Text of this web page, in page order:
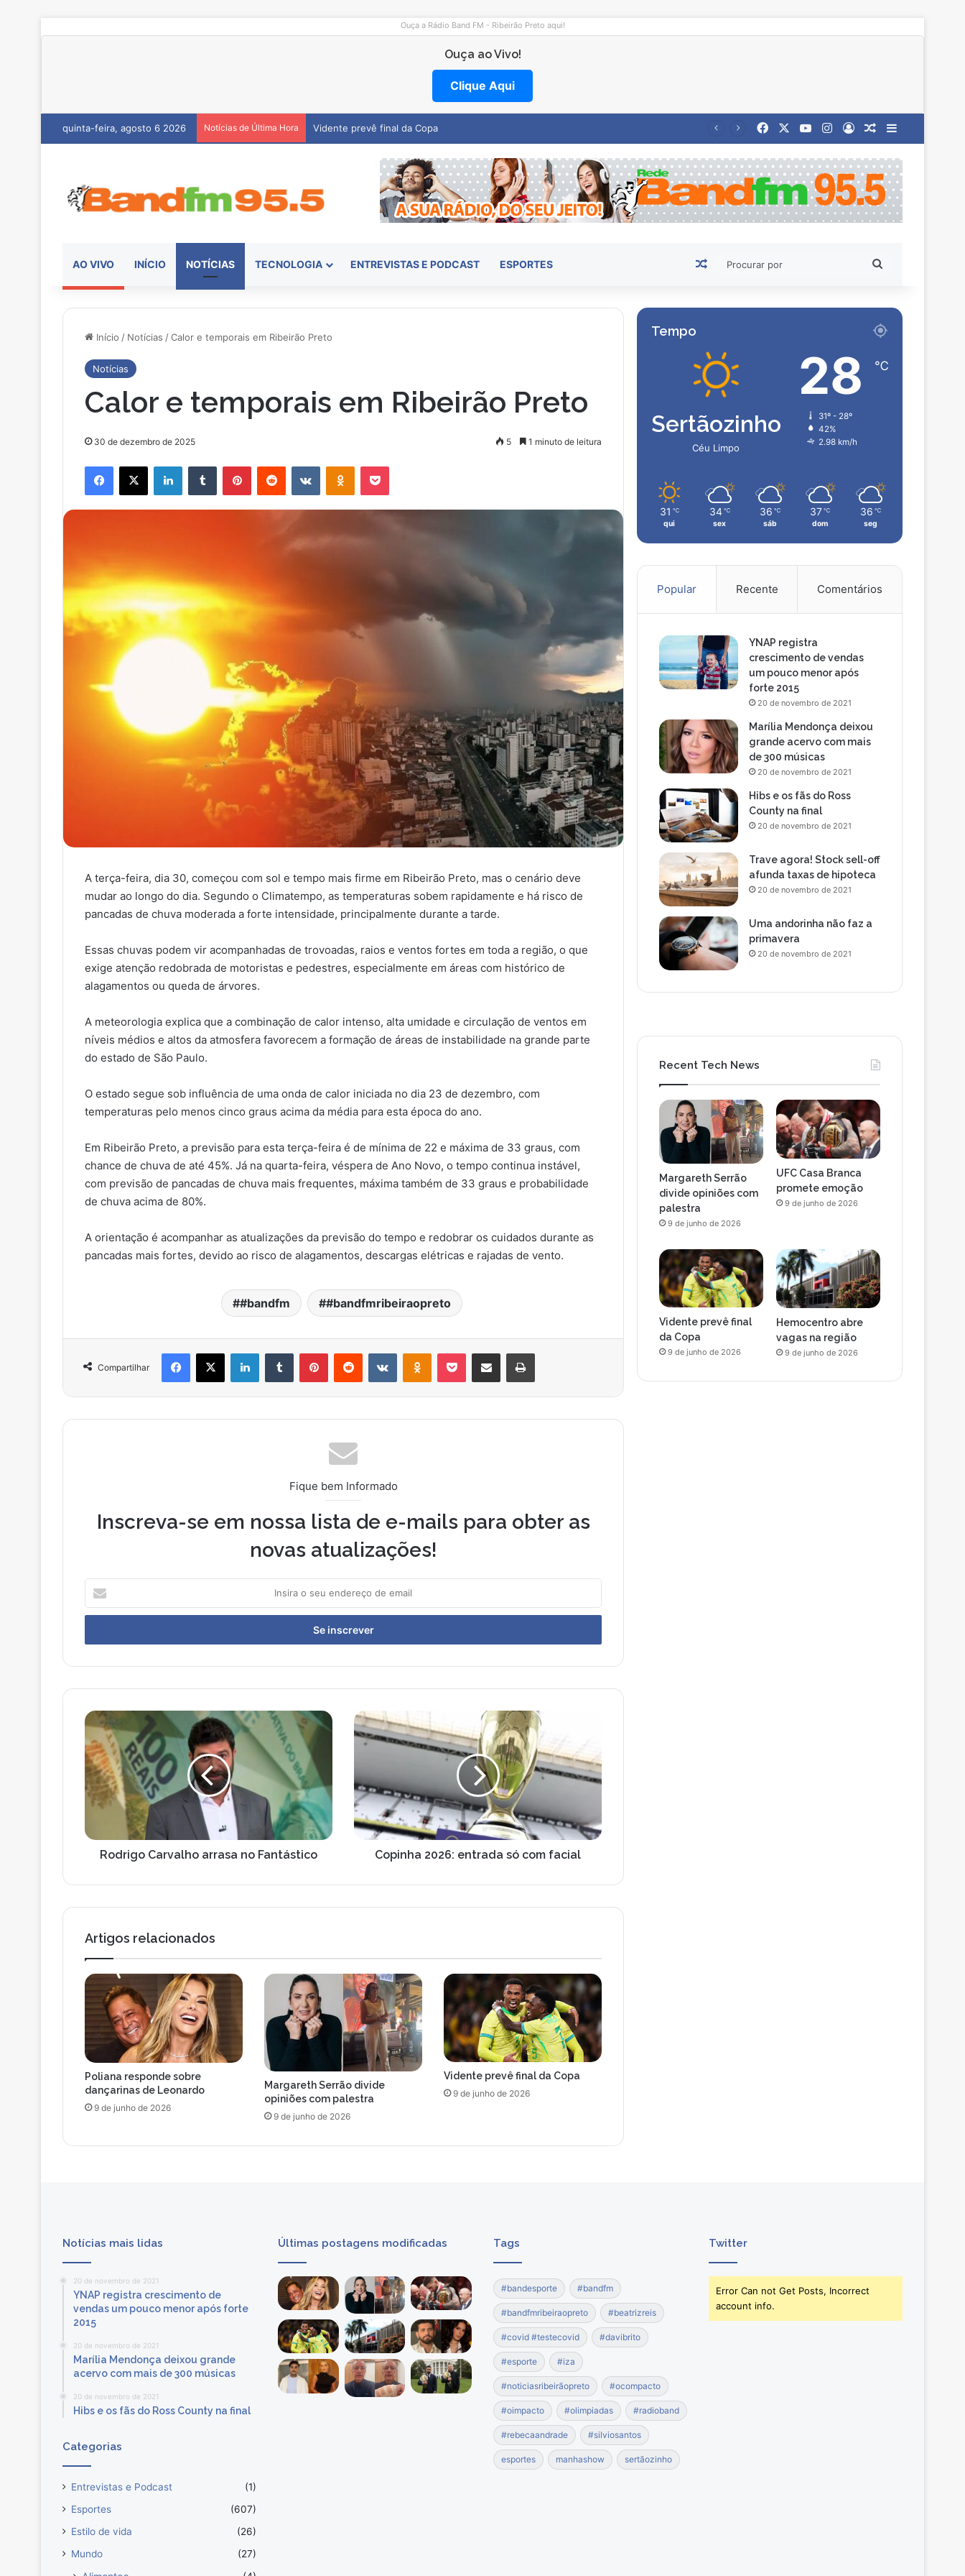
Ouça a Rádio Band FM - Ribeirão Preto aqui!
Ouça ao Vivo!
Clique Aqui
quinta-feira, agosto 6 2026 Notícias de Última Hora Hemocentro abre vagas na região FacebookYouTubeInstagram
EntrarArtigo aleatório
Barra Lateral
AO VIVO INÍCIO NOTÍCIAS TECNOLOGIA ENTREVISTAS E PODCAST ESPORTES Artigo aleatório
Início / Notícias /Calor e temporais em Ribeirão Preto
Notícias
Calor e temporais em Ribeirão Preto
30 de dezembro de 2025 5 1 minuto de leitura
Facebook
X LinkedinTumblr PinterestReddit VK OK Pocket
A terça-feira, dia 30, começou com sol e tempo mais firme em Ribeirão Preto, mas o cenário deve
mudar ao longo do dia. Segundo o Climatempo, as temperaturas sobem rapidamente e há risco de
pancadas de chuva moderada a forte intensidade, principalmente durante a tarde.
Essas chuvas podem vir acompanhadas de trovoadas, raios e ventos fortes em toda a região, o que
exige atenção redobrada de motoristas e pedestres, especialmente em áreas com histórico de
alagamentos ou queda de árvores.
A meteorologia explica que a combinação de calor intenso, alta umidade e circulação de ventos em
níveis médios e altos da atmosfera favorecem a formação de áreas de instabilidade na grande parte
do estado de São Paulo.
O estado segue sob influência de uma onda de calor iniciada no dia 23 de dezembro, com
temperaturas pelo menos cinco graus acima da média para esta época do ano.
Em Ribeirão Preto, a previsão para esta terça-feira é de mínima de 22 e máxima de 33 graus, com
chance de chuva de até 45%. Já na quarta-feira, véspera de Ano Novo, o tempo continua instável,
com previsão de pancadas de chuva mais frequentes, máxima também de 33 graus e probabilidade
de chuva acima de 80%.
A orientação é acompanhar as atualizações da previsão do tempo e redobrar os cuidados durante as
pancadas mais fortes, devido ao risco de alagamentos, descargas elétricas e rajadas de vento.
#bandfm #bandfmribeiraopreto
Compartilhar
Facebook
X LinkedinTumblr PinterestReddit VK OK Pocket Compartilhar via e-mail Imprimir
Fique bem Informado
Inscreva-se em nossa lista de e-mails para obter as
novas atualizações!
seu
de
Rodrigo
Carvalho
arrasa
no
Fantástico
Rodrigo Carvalho arrasa no Fantástico
Copinha
2026:
entrada
com
facial
Copinha 2026: entrada só com facial
Artigos relacionados
Poliana responde sobre
dançarinas de Leonardo
9 de junho de 2026
Margareth Serrão divide
opiniões com palestra
9 de junho de 2026
Vidente prevê final da Copa
9 de junho de 2026
Tempo
Sertãozinho
Céu Limpo
28 ℃
31º - 28º
42%
2.98 km/h
31 ℃
qui
34 ℃
sex
36 ℃
sáb
37 ℃
dom
36 ℃
seg
Popular Recente Comentários
YNAP registra
crescimento de vendas
um pouco menor após
forte 2015
20 de novembro de 2021
Marília Mendonça deixou
grande acervo com mais
de 300 músicas
20 de novembro de 2021
Hibs e os fãs do Ross
County na final
20 de novembro de 2021
Trave agora! Stock sell-off
afunda taxas de hipoteca
20 de novembro de 2021
Uma andorinha não faz a
primavera
20 de novembro de 2021
Recent Tech News
Margareth Serrão
divide opiniões com
palestra
9 de junho de 2026
UFC Casa Branca
promete emoção
9 de junho de 2026
Vidente prevê final
da Copa
9 de junho de 2026
Hemocentro abre
vagas na região
9 de junho de 2026
Notícias mais lidas
20 de novembro de 2021
YNAP registra crescimento de
vendas um pouco menor após forte
2015
20 de novembro de 2021
Marília Mendonça deixou grande
acervo com mais de 300 músicas
20 de novembro de 2021
Hibs e os fãs do Ross County na final
Categorias
Entrevistas e Podcast
(1)
Esportes
(607)
Estilo de vida
(26)
Mundo
(27)
Últimas postagens modificadas Tags
#bandesporte #bandfm
#bandfmribeiraopreto #beatrizreis
#covid #testecovid #davibrito
#esporte #iza
#noticiasribeirãopreto #ocompacto
#oimpacto #olimpiadas #radioband
#rebecaandrade #silviosantos
esportes manhashow sertãozinho
Twitter
Error Can not Get Posts, Incorrect
account info.